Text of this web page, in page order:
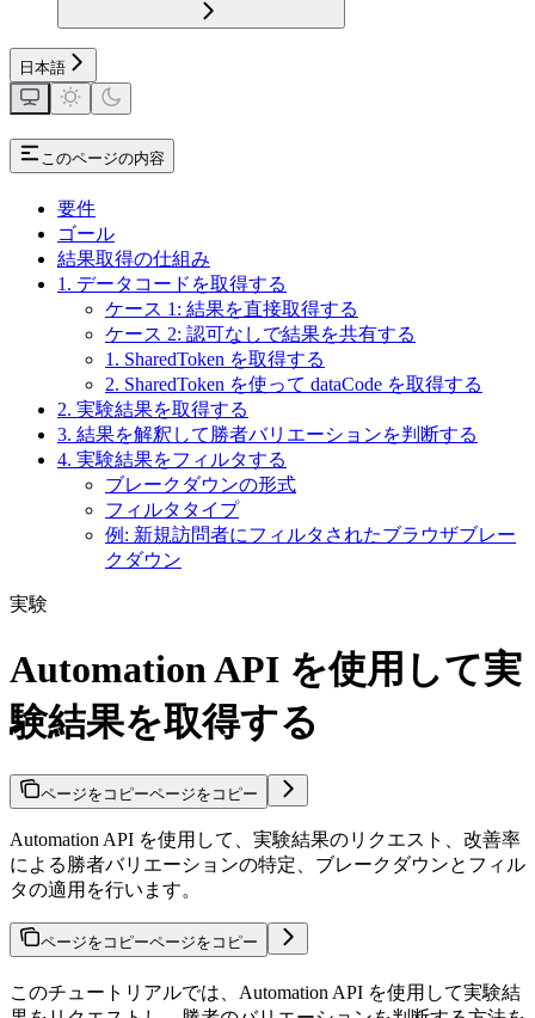
日本語
このページの内容
要件
ゴール
結果取得の仕組み
1. データコードを取得する
ケース 1: 結果を直接取得する
ケース 2: 認可なしで結果を共有する
1. SharedToken を取得する
2. SharedToken を使って dataCode を取得する
2. 実験結果を取得する
3. 結果を解釈して勝者バリエーションを判断する
4. 実験結果をフィルタする
ブレークダウンの形式
フィルタタイプ
例: 新規訪問者にフィルタされたブラウザブレー
クダウン
実験
Automation API を使用して実
験結果を取得する
ページをコピーページをコピー
Automation API を使用して、実験結果のリクエスト、改善率
による勝者バリエーションの特定、ブレークダウンとフィル
タの適用を行います。
ページをコピーページをコピー
このチュートリアルでは、Automation API を使用して実験結